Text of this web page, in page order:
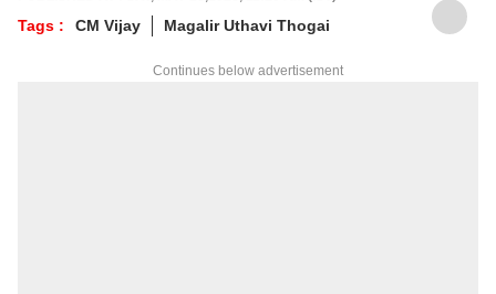
Tags : CM Vijay Magalir Uthavi Thogai
Continues below advertisement